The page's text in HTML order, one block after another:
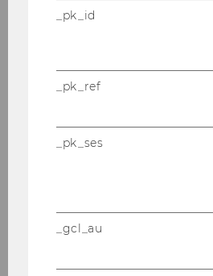
_pk_id
_pk_ref
_pk_ses
_gcl_au